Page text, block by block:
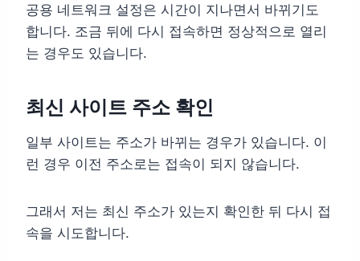
공용 네트워크 설정은 시간이 지나면서 바뀌기도
합니다. 조금 뒤에 다시 접속하면 정상적으로 열리
는 경우도 있습니다.
최신 사이트 주소 확인
일부 사이트는 주소가 바뀌는 경우가 있습니다. 이
런 경우 이전 주소로는 접속이 되지 않습니다.
그래서 저는 최신 주소가 있는지 확인한 뒤 다시 접
속을 시도합니다.